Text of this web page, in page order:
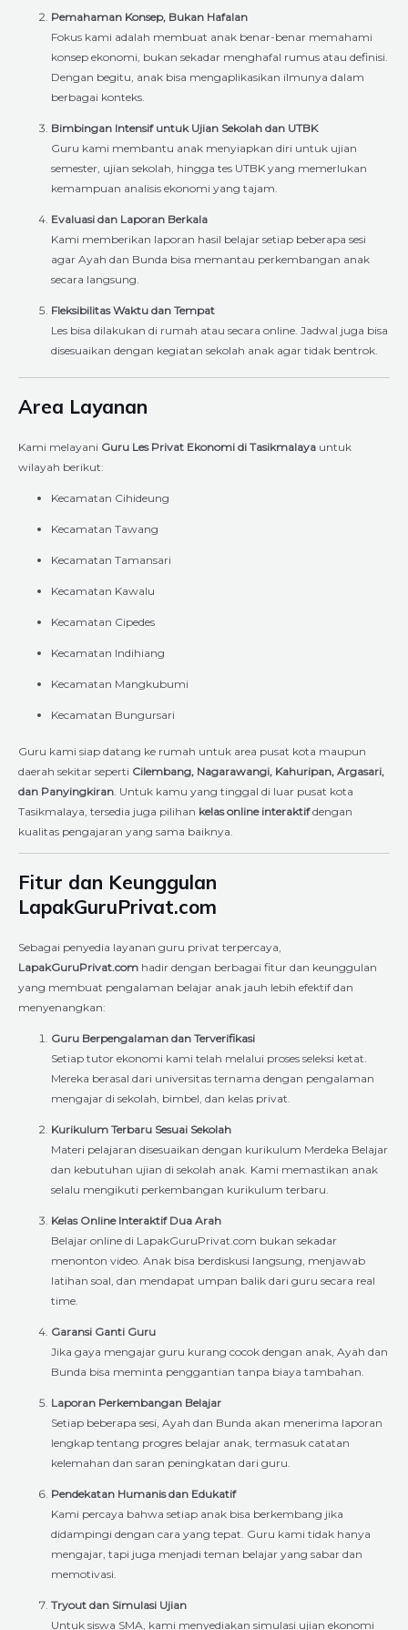
Pemahaman Konsep, Bukan Hafalan
Fokus kami adalah membuat anak benar-benar memahami
konsep ekonomi, bukan sekadar menghafal rumus atau definisi.
Dengan begitu, anak bisa mengaplikasikan ilmunya dalam
berbagai konteks.
Bimbingan Intensif untuk Ujian Sekolah dan UTBK
Guru kami membantu anak menyiapkan diri untuk ujian
semester, ujian sekolah, hingga tes UTBK yang memerlukan
kemampuan analisis ekonomi yang tajam.
Evaluasi dan Laporan Berkala
Kami memberikan laporan hasil belajar setiap beberapa sesi
agar Ayah dan Bunda bisa memantau perkembangan anak
secara langsung.
Fleksibilitas Waktu dan Tempat
Les bisa dilakukan di rumah atau secara online. Jadwal juga bisa
disesuaikan dengan kegiatan sekolah anak agar tidak bentrok.
Area Layanan
Kami melayani Guru Les Privat Ekonomi di Tasikmalaya untuk
wilayah berikut:
Kecamatan Cihideung
Kecamatan Tawang
Kecamatan Tamansari
Kecamatan Kawalu
Kecamatan Cipedes
Kecamatan Indihiang
Kecamatan Mangkubumi
Kecamatan Bungursari
Guru kami siap datang ke rumah untuk area pusat kota maupun
daerah sekitar seperti Cilembang, Nagarawangi, Kahuripan, Argasari,
dan Panyingkiran . Untuk kamu yang tinggal di luar pusat kota
Tasikmalaya, tersedia juga pilihan kelas online interaktifdengan
kualitas pengajaran yang sama baiknya.
Fitur dan Keunggulan
LapakGuruPrivat.com
Sebagai penyedia layanan guru privat terpercaya,
LapakGuruPrivat.com hadir dengan berbagai fitur dan keunggulan
yang membuat pengalaman belajar anak jauh lebih efektif dan
menyenangkan:
Guru Berpengalaman dan Terverifikasi
Setiap tutor ekonomi kami telah melalui proses seleksi ketat.
Mereka berasal dari universitas ternama dengan pengalaman
mengajar di sekolah, bimbel, dan kelas privat.
Kurikulum Terbaru Sesuai Sekolah
Materi pelajaran disesuaikan dengan kurikulum Merdeka Belajar
dan kebutuhan ujian di sekolah anak. Kami memastikan anak
selalu mengikuti perkembangan kurikulum terbaru.
Kelas Online Interaktif Dua Arah
Belajar online di LapakGuruPrivat.com bukan sekadar
menonton video. Anak bisa berdiskusi langsung, menjawab
latihan soal, dan mendapat umpan balik dari guru secara real
time.
Garansi Ganti Guru
Jika gaya mengajar guru kurang cocok dengan anak, Ayah dan
Bunda bisa meminta penggantian tanpa biaya tambahan.
Laporan Perkembangan Belajar
Setiap beberapa sesi, Ayah dan Bunda akan menerima laporan
lengkap tentang progres belajar anak, termasuk catatan
kelemahan dan saran peningkatan dari guru.
Pendekatan Humanis dan Edukatif
Kami percaya bahwa setiap anak bisa berkembang jika
didampingi dengan cara yang tepat. Guru kami tidak hanya
mengajar, tapi juga menjadi teman belajar yang sabar dan
memotivasi.
Tryout dan Simulasi Ujian
Untuk siswa SMA, kami menyediakan simulasi ujian ekonomi